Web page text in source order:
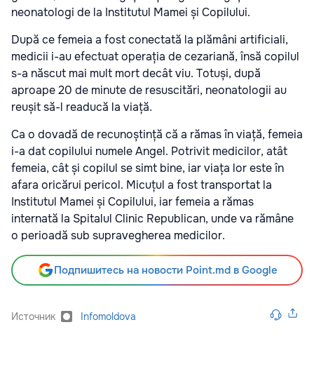
neonatologi de la Institutul Mamei și Copilului.
După ce femeia a fost conectată la plămâni artificiali,
medicii i-au efectuat operația de cezariană, însă copilul
s-a născut mai mult mort decât viu. Totuși, după
aproape 20 de minute de resuscitări, neonatologii au
reușit să-l readucă la viață.
Ca o dovadă de recunoștință că a rămas în viață, femeia
i-a dat copilului numele Angel. Potrivit medicilor, atât
femeia, cât și copilul se simt bine, iar viața lor este în
afara oricărui pericol. Micuțul a fost transportat la
Institutul Mamei și Copilului, iar femeia a rămas
internată la Spitalul Clinic Republican, unde va rămâne
o perioadă sub supravegherea medicilor.
Подпишитесь на новости Point.md в Google
Источник Infomoldova